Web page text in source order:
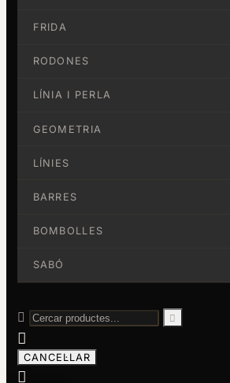
FRIDA
RODONES
LÍNIA I PERLA
GEOMETRIA
LÍNIES
BARRES
BOMBOLLES
SABÓ
 

CANCEL·LAR
